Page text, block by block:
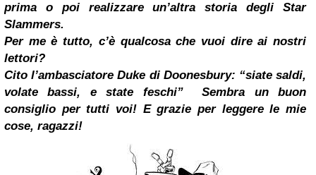
prima o poi realizzare un’altra storia degli Star
Slammers.
Per me è tutto, c’è qualcosa che vuoi dire ai nostri
lettori?
Cito l’ambasciatore Duke di Doonesbury: “siate saldi,
volate bassi, e state feschi”
Sembra un buon
consiglio per tutti voi! E grazie per leggere le mie
cose, ragazzi!